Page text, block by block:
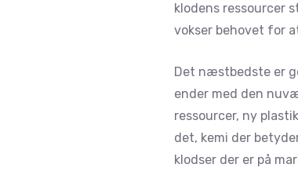
klodens ressourcer
vokser behovet for
Det næstbedste er
ender med den
ressourcer, ny
det, kemi der
klodser der er på